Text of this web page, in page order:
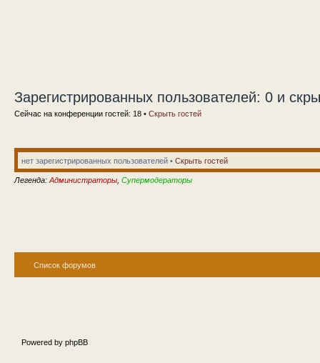
Зарегистрированных пользователей: 0 и
Сейчас на конференции гостей: 18 • Скрыть гостей
нет зарегистрированных пользователей • Скрыть гостей
Легенда: Администраторы Супермодераторы
Список форумов
Powered by phpBB